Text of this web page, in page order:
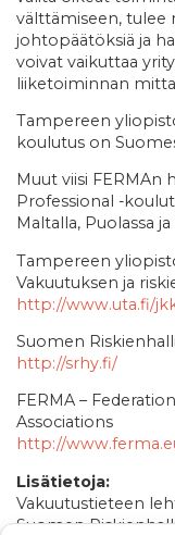
välttämiseen, tulee
johtopäätöksiä ja
voivat vaikuttaa
liiketoiminnan
Tampereen
koulutus on
Muut viisi FERMAn
Professional -
Maltalla, Puolassa ja
Tampereen
Vakuutuksen ja
http://www.uta.fi/
Suomen
http://srhy.fi/
FERMA –
Associations
http://
Lisätietoja:
Vakuutustieteen
Suomen